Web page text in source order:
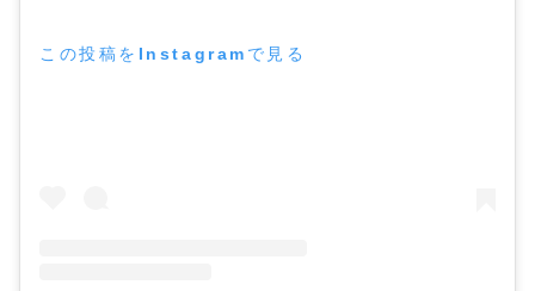
この投稿をInstagramで見る